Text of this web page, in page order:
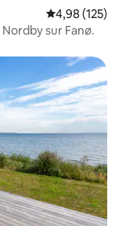
Note
4,98 (125)
sur Fanø.